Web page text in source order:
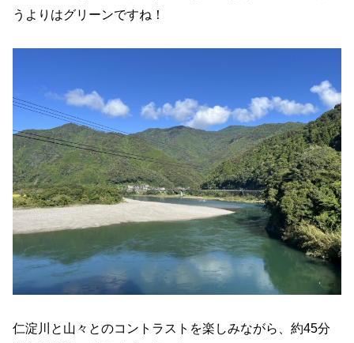
うよりはグリーンですね！
仁淀川と山々とのコントラストを楽しみながら、約45分